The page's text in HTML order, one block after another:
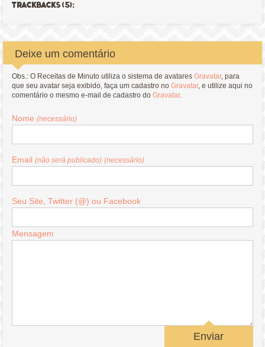
TRACKBACKS (5):
Deixe um comentário
Obs.: O Receitas de Minuto utiliza o sistema de avataresGravatar, para
que seu avatar seja exibido, faça um cadastro noGravatar, e utilize aqui no
comentário o mesmo e-mail de cadastro doGravatar.
Nome(necessário)
Email(não será publicado) (necessário)
Seu Site, Twitter (@) ou Facebook
Mensagem
Enviar